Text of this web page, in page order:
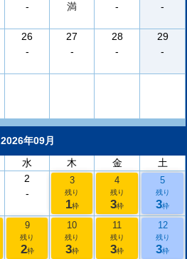
-
満
-
-
26
-
27
-
28
-
29
-
2026年09月
水 木 金 土
2
-
3
残り
1枠
4
残り
3枠
5
残り
3枠
9
残り
2枠
10
残り
3枠
11
残り
3枠
12
残り
3枠